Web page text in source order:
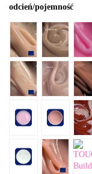
odcień/pojemność